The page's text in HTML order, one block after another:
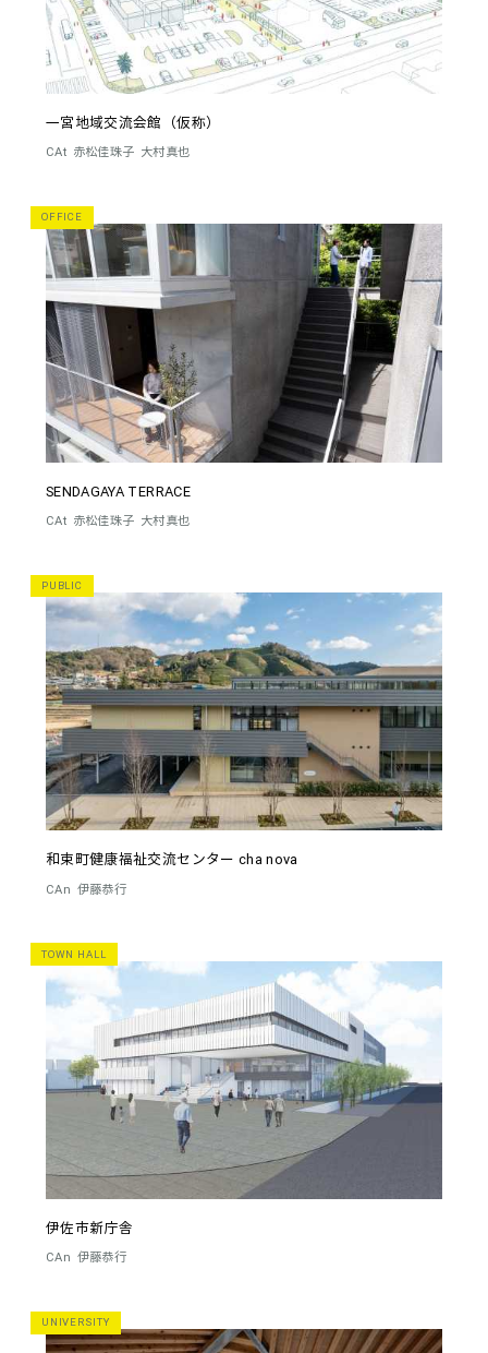
一宮地域交流会館（仮称）
CAt 赤松佳珠子 大村真也
OFFICE
SENDAGAYA TERRACE
CAt 赤松佳珠子 大村真也
PUBLIC
和束町健康福祉交流センター cha nova
CAn 伊藤恭行
TOWN HALL
伊佐市新庁舎
CAn 伊藤恭行
UNIVERSITY